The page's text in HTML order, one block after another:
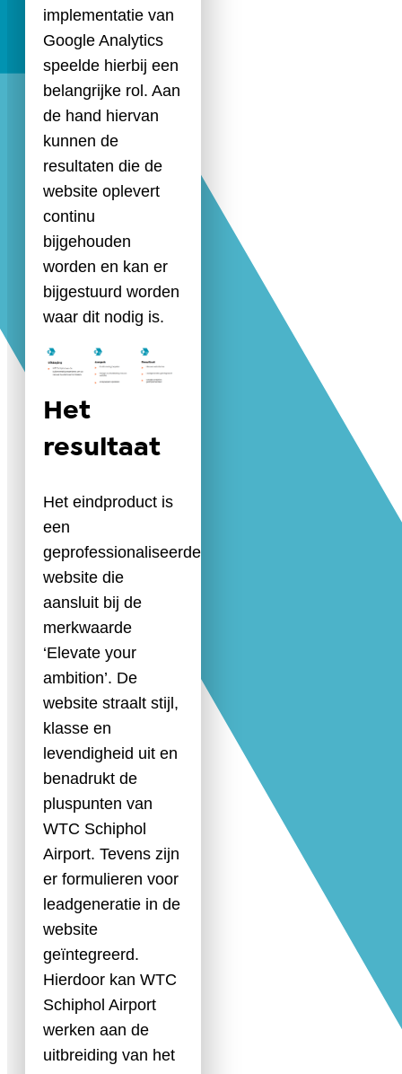
implementatie van
Google Analytics
speelde hierbij een
belangrijke rol. Aan
de hand hiervan
kunnen de
resultaten die de
website oplevert
continu
bijgehouden
worden en kan er
bijgestuurd worden
waar dit nodig is.
Het
resultaat
Het eindproduct is
een
geprofessionaliseerde
website die
aansluit bij de
merkwaarde
‘Elevate your
ambition’. De
website straalt stijl,
klasse en
levendigheid uit en
benadrukt de
pluspunten van
WTC Schiphol
Airport. Tevens zijn
er formulieren voor
leadgeneratie in de
website
geïntegreerd.
Hierdoor kan WTC
Schiphol Airport
werken aan de
uitbreiding van het